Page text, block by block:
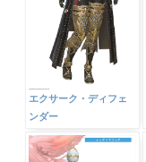
エクサーク・ディフェ
ンダー